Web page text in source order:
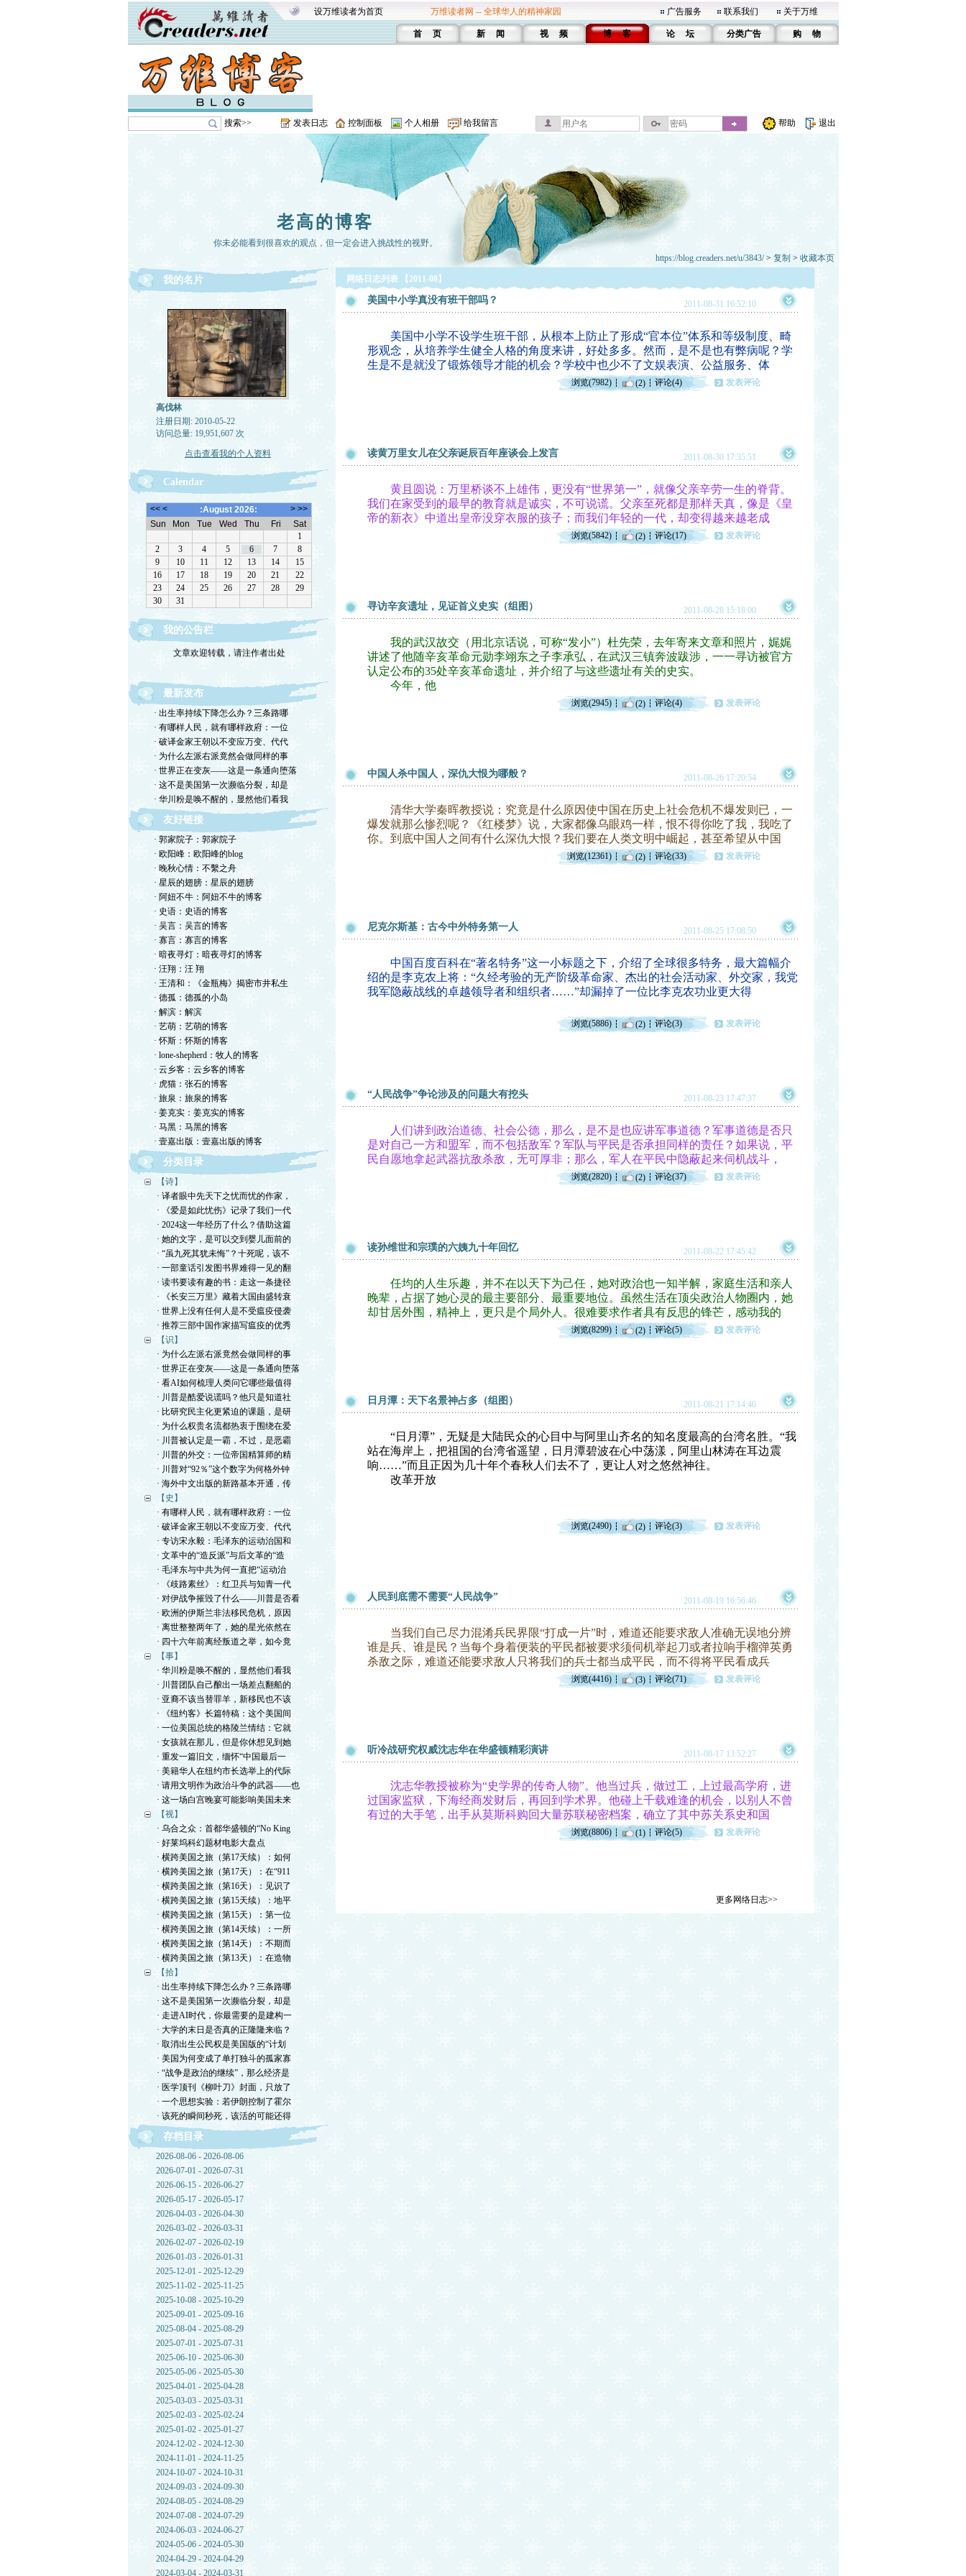
设万维读者为首页 万维读者网 -- 全球华人的精神家园 广告服务 联系我们 关于万维
首 页 新 闻 视 频 博 客 论 坛 分类广告 购 物
搜索>> 发表日志 控制面板 个人相册 给我留言 帮助 退出
老高的博客
你未必能看到很喜欢的观点，但一定会进入挑战性的视野。
https://blog.creaders.net/u/3843/> 复制 > 收藏本页
我的名片
高伐林
注册日期: 2010-05-22
访问总量: 19,951,607 次
点击查看我的个人资料
Calendar
我的公告栏
文章欢迎转载，请注作者出处
最新发布
· 出生率持续下降怎么办？三条路哪
· 有哪样人民，就有哪样政府：一位
· 破译金家王朝以不变应万变、代代
· 为什么左派右派竟然会做同样的事
· 世界正在变灰——这是一条通向堕落
· 这不是美国第一次濒临分裂，却是
· 华川粉是唤不醒的，显然他们看我
友好链接
· 郭家院子：郭家院子
· 欧阳峰：欧阳峰的blog
· 晚秋心情：不繫之舟
· 星辰的翅膀：星辰的翅膀
· 阿妞不牛：阿妞不牛的博客
· 史语：史语的博客
· 吴言：吴言的博客
· 寡言：寡言的博客
· 暗夜寻灯：暗夜寻灯的博客
· 汪翔：汪 翔
· 王清和：《金瓶梅》揭密市井私生
· 德孤：德孤的小岛
· 解滨：解滨
· 艺萌：艺萌的博客
· 怀斯：怀斯的博客
· lone-shepherd：牧人的博客
· 云乡客：云乡客的博客
· 虎猫：张石的博客
· 旅泉：旅泉的博客
· 姜克实：姜克实的博客
· 马黑：马黑的博客
· 壹嘉出版：壹嘉出版的博客
分类目录
【诗】
· 译者眼中先天下之忧而忧的作家，
· 《爱是如此忧伤》记录了我们一代
· 2024这一年经历了什么？借助这篇
· 她的文字，是可以交到婴儿面前的
· “虽九死其犹未悔”？十死呢，该不
· 一部童话引发图书界难得一见的翻
· 读书要读有趣的书：走这一条捷径
· 《长安三万里》藏着大国由盛转衰
· 世界上没有任何人是不受瘟疫侵袭
· 推荐三部中国作家描写瘟疫的优秀
【识】
· 为什么左派右派竟然会做同样的事
· 世界正在变灰——这是一条通向堕落
· 看AI如何梳理人类问它哪些最值得
· 川普是酷爱说谎吗？他只是知道社
· 比研究民主化更紧迫的课题，是研
· 为什么权贵名流都热衷于围绕在爱
· 川普被认定是一霸，不过，是恶霸
· 川普的外交：一位帝国精算师的精
· 川普对“92％”这个数字为何格外钟
· 海外中文出版的新路基本开通，传
【史】
· 有哪样人民，就有哪样政府：一位
· 破译金家王朝以不变应万变、代代
· 专访宋永毅：毛泽东的运动治国和
· 文革中的“造反派”与后文革的“造
· 毛泽东与中共为何一直把“运动治
· 《歧路素丝》：红卫兵与知青一代
· 对伊战争摧毁了什么——川普是否看
· 欧洲的伊斯兰非法移民危机，原因
· 离世整整两年了，她的星光依然在
· 四十六年前离经叛道之举，如今竟
【事】
· 华川粉是唤不醒的，显然他们看我
· 川普团队自己酿出一场差点翻船的
· 亚裔不该当替罪羊，新移民也不该
· 《纽约客》长篇特稿：这个美国间
· 一位美国总统的格陵兰情结：它就
· 女孩就在那儿，但是你休想见到她
· 重发一篇旧文，缅怀“中国最后一
· 美籍华人在纽约市长选举上的代际
· 请用文明作为政治斗争的武器——也
· 这一场白宫晚宴可能影响美国未来
【视】
· 乌合之众：首都华盛顿的“No King
· 好莱坞科幻题材电影大盘点
· 横跨美国之旅（第17天续）：如何
· 横跨美国之旅（第17天）：在“911
· 横跨美国之旅（第16天）：见识了
· 横跨美国之旅（第15天续）：地平
· 横跨美国之旅（第15天）：第一位
· 横跨美国之旅（第14天续）：一所
· 横跨美国之旅（第14天）：不期而
· 横跨美国之旅（第13天）：在造物
【拾】
· 出生率持续下降怎么办？三条路哪
· 这不是美国第一次濒临分裂，却是
· 走进AI时代，你最需要的是建构一
· 大学的末日是否真的正隆隆来临？
· 取消出生公民权是美国版的“计划
· 美国为何变成了单打独斗的孤家寡
· “战争是政治的继续”，那么经济是
· 医学顶刊《柳叶刀》封面，只放了
· 一个思想实验：若伊朗控制了霍尔
· 该死的瞬间秒死，该活的可能还得
存档目录
2026-08-06 - 2026-08-06
2026-07-01 - 2026-07-31
2026-06-15 - 2026-06-27
2026-05-17 - 2026-05-17
2026-04-03 - 2026-04-30
2026-03-02 - 2026-03-31
2026-02-07 - 2026-02-19
2026-01-03 - 2026-01-31
2025-12-01 - 2025-12-29
2025-11-02 - 2025-11-25
2025-10-08 - 2025-10-29
2025-09-01 - 2025-09-16
2025-08-04 - 2025-08-29
2025-07-01 - 2025-07-31
2025-06-10 - 2025-06-30
2025-05-06 - 2025-05-30
2025-04-01 - 2025-04-28
2025-03-03 - 2025-03-31
2025-02-03 - 2025-02-24
2025-01-02 - 2025-01-27
2024-12-02 - 2024-12-30
2024-11-01 - 2024-11-25
2024-10-07 - 2024-10-31
2024-09-03 - 2024-09-30
2024-08-05 - 2024-08-29
2024-07-08 - 2024-07-29
2024-06-03 - 2024-06-27
2024-05-06 - 2024-05-30
2024-04-29 - 2024-04-29
2024-03-04 - 2024-03-31
网络日志列表 【2011-08】
美国中小学真没有班干部吗？ 2011-08-31 16:52:10
美国中小学不设学生班干部，从根本上防止了形成“官本位”体系和等级制度、畸
形观念，从培养学生健全人格的角度来讲，好处多多。然而，是不是也有弊病呢？学
生是不是就没了锻炼领导才能的机会？学校中也少不了文娱表演、公益服务、体
浏览(7982) (2) 评论(4) 发表评论
读黄万里女儿在父亲诞辰百年座谈会上发言 2011-08-30 17:35:51
黄且圆说：万里桥谈不上雄伟，更没有“世界第一”，就像父亲辛劳一生的脊背。
我们在家受到的最早的教育就是诚实，不可说谎。父亲至死都是那样天真，像是《皇
帝的新衣》中道出皇帝没穿衣服的孩子；而我们年轻的一代，却变得越来越老成
浏览(5842) (2) 评论(17) 发表评论
寻访辛亥遗址，见证首义史实（组图） 2011-08-28 15:18:00
我的武汉故交（用北京话说，可称“发小”）杜先荣，去年寄来文章和照片，娓娓
讲述了他随辛亥革命元勋李翊东之子李承弘，在武汉三镇奔波跋涉，一一寻访被官方
认定公布的35处辛亥革命遗址，并介绍了与这些遗址有关的史实。
今年，他
浏览(2945) (2) 评论(4) 发表评论
中国人杀中国人，深仇大恨为哪般？ 2011-08-26 17:20:54
清华大学秦晖教授说：究竟是什么原因使中国在历史上社会危机不爆发则已，一
爆发就那么惨烈呢？《红楼梦》说，大家都像乌眼鸡一样，恨不得你吃了我，我吃了
你。到底中国人之间有什么深仇大恨？我们要在人类文明中崛起，甚至希望从中国
浏览(12361) (2) 评论(33) 发表评论
尼克尔斯基：古今中外特务第一人 2011-08-25 17:08:50
中国百度百科在“著名特务”这一小标题之下，介绍了全球很多特务，最大篇幅介
绍的是李克农上将：“久经考验的无产阶级革命家、杰出的社会活动家、外交家，我党
我军隐蔽战线的卓越领导者和组织者……”却漏掉了一位比李克农功业更大得
浏览(5886) (2) 评论(3) 发表评论
“人民战争”争论涉及的问题大有挖头 2011-08-23 17:47:37
人们讲到政治道德、社会公德，那么，是不是也应讲军事道德？军事道德是否只
是对自己一方和盟军，而不包括敌军？军队与平民是否承担同样的责任？如果说，平
民自愿地拿起武器抗敌杀敌，无可厚非；那么，军人在平民中隐蔽起来伺机战斗，
浏览(2820) (2) 评论(37) 发表评论
读孙维世和宗璞的六姨九十年回忆 2011-08-22 17:45:42
任均的人生乐趣，并不在以天下为己任，她对政治也一知半解，家庭生活和亲人
晚辈，占据了她心灵的最主要部分、最重要地位。虽然生活在顶尖政治人物圈内，她
却甘居外围，精神上，更只是个局外人。很难要求作者具有反思的锋芒，感动我的
浏览(8299) (2) 评论(5) 发表评论
日月潭：天下名景神占多（组图） 2011-08-21 17:14:46
“日月潭”，无疑是大陆民众的心目中与阿里山齐名的知名度最高的台湾名胜。“我
站在海岸上，把祖国的台湾省遥望，日月潭碧波在心中荡漾，阿里山林涛在耳边震
响……”而且正因为几十年个春秋人们去不了，更让人对之悠然神往。
改革开放
浏览(2490) (2) 评论(3) 发表评论
人民到底需不需要“人民战争” 2011-08-19 16:56:46
当我们自己尽力混淆兵民界限“打成一片”时，难道还能要求敌人准确无误地分辨
谁是兵、谁是民？当每个身着便装的平民都被要求须伺机举起刀或者拉响手榴弹英勇
杀敌之际，难道还能要求敌人只将我们的兵士都当成平民，而不得将平民看成兵
浏览(4416) (3) 评论(71) 发表评论
听冷战研究权威沈志华在华盛顿精彩演讲 2011-08-17 13:52:27
沈志华教授被称为“史学界的传奇人物”。他当过兵，做过工，上过最高学府，进
过国家监狱，下海经商发财后，再回到学术界。他碰上千载难逢的机会，以别人不曾
有过的大手笔，出手从莫斯科购回大量苏联秘密档案，确立了其中苏关系史和国
浏览(8806) (1) 评论(5) 发表评论
更多网络日志>>